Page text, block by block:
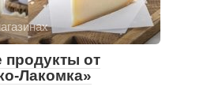
продукты от
Лакомка»